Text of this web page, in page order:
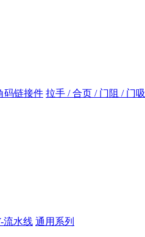
码链接件 拉手 / 合页 / 门阻 / 门吸
流水线 通用系列